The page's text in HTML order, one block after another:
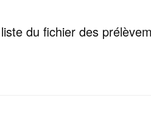
du fichier des